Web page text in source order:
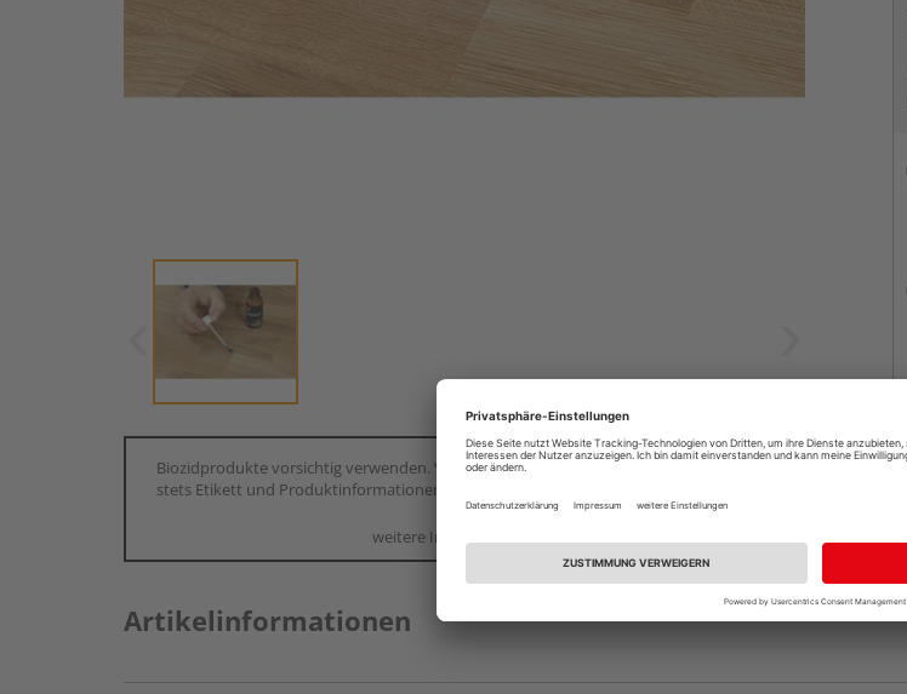
Biozidprodukte vorsichtig verwenden. Vor Gebrauch
stets Etikett und Produktinformationen lesen.
weitere Informationen
Artikelinformationen